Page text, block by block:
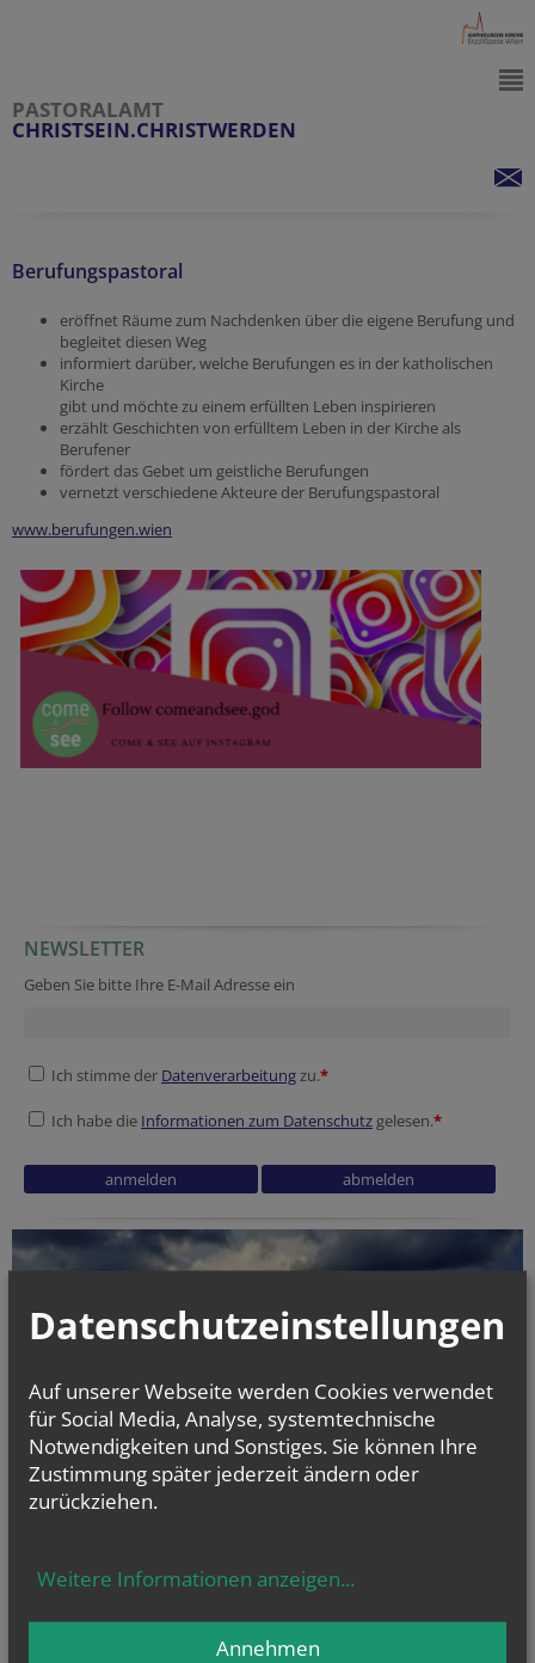
PASTORALAMT
CHRISTSEIN.CHRISTWERDEN
Berufungspastoral
eröffnet Räume zum Nachdenken über die eigene Berufung und
begleitet diesen Weg
informiert darüber, welche Berufungen es in der katholischen
Kirche
gibt und möchte zu einem erfüllten Leben inspirieren
erzählt Geschichten von erfülltem Leben in der Kirche als
Berufener
fördert das Gebet um geistliche Berufungen
vernetzt verschiedene Akteure der Berufungspastoral
www.berufungen.wien
Homepage
Company website
Secondary phone
Reference
Homepage
Reference
Verification code
NEWSLETTER
Geben Sie bitte Ihre E-Mail Adresse ein
Ich stimme der Datenverarbeitungzu.*
Ich habe die Informationen zum Datenschutz gelesen.*
Christsein.Christwerden
Datenschutzeinstellungen
Auf unserer Webseite werden Cookies verwendet
für Social Media, Analyse, systemtechnische
Notwendigkeiten und Sonstiges. Sie können Ihre
Zustimmung später jederzeit ändern oder
zurückziehen.
Weitere Informationen anzeigen...
Annehmen